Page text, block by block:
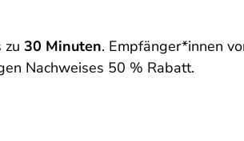
zu 30 Minuten. Empfänger*innen
Nachweises 50 % Rabatt.